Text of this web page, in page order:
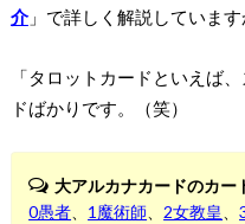
介」で詳しく解説しています
「タロットカードといえば
ドばかりです。（笑）
大アルカナカードのカー
0愚者
1魔術師 2女教皇 、